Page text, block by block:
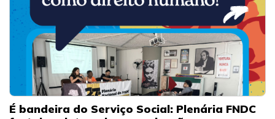
É bandeira do Serviço Social: Plenária FNDC